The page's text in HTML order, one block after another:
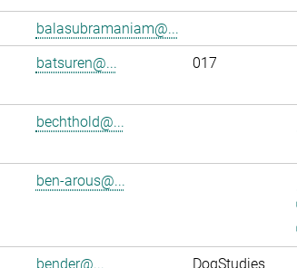
balasubramaniam@...
batsuren@... 017
bechthold@...
ben-arous@...
bender@...
DogStudies